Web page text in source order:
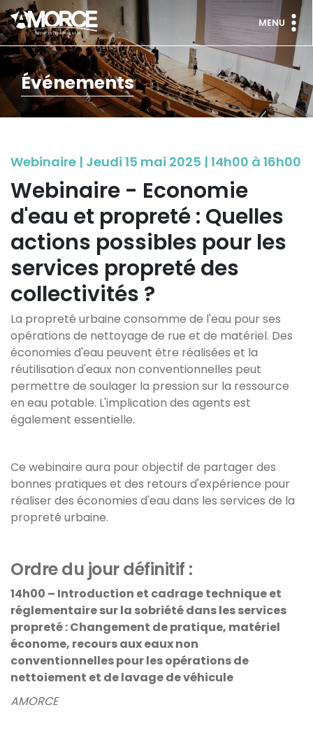
MENU
Événements
Webinaire | Jeudi 15 mai 2025 | 14h00 à 16h00
Webinaire - Economie
d'eau et propreté : Quelles
actions possibles pour les
services propreté des
collectivités ?
La propreté urbaine consomme de l'eau pour ses
opérations de nettoyage de rue et de matériel. Des
économies d'eau peuvent être réalisées et la
réutilisation d'eaux non conventionnelles peut
permettre de soulager la pression sur la ressource
en eau potable. L'implication des agents est
également essentielle.
Ce webinaire aura pour objectif de partager des
bonnes pratiques et des retours d'expérience pour
réaliser des économies d'eau dans les services de la
propreté urbaine.
Ordre du jour définitif :
14h00 – Introduction et cadrage technique et
réglementaire sur la sobriété dans les services
propreté : Changement de pratique, matériel
économe, recours aux eaux non
conventionnelles pour les opérations de
nettoiement et de lavage de véhicule
AMORCE